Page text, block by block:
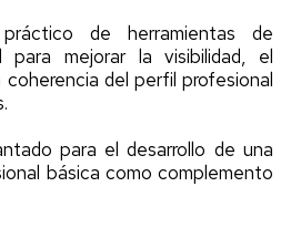
de herramientas de
para mejorar la visibilidad, el
del perfil profesional
para el desarrollo de una
básica como complemento